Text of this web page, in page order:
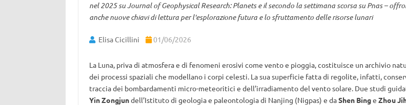
nel 2025 su Journal of Geophysical Research: Planets e il secondo la settimana scorsa su Pnas –
anche nuove chiavi di lettura per l'esplorazione futura e lo sfruttamento delle risorse lunari
Elisa Cicillini 01/06/2026
La Luna, priva di atmosfera e di fenomeni erosivi come vento e pioggia, costituisce un archivio
dei processi spaziali che modellano i corpi celesti. La sua superficie fatta di regolite, infatti,
traccia dei bombardamenti micro-meteoritici e dell’irradiamento del vento solare. Due studi
Yin Zongjundell’Istituto di geologia e paleontologia di Nanjing (Nigpas) e daShen Binge Zhou